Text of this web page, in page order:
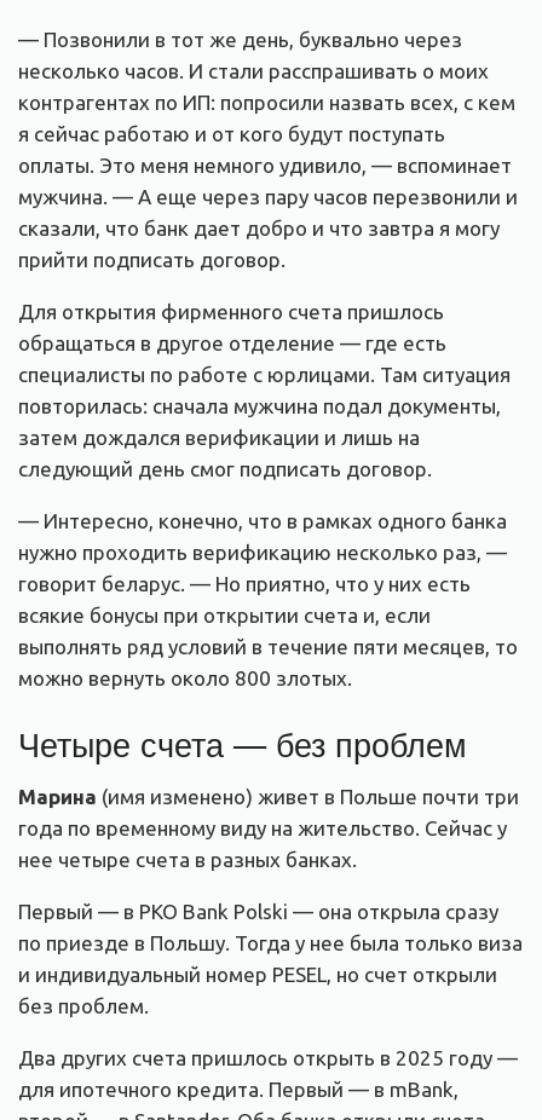
— Позвонили в тот же день, буквально через
несколько часов. И стали расспрашивать о моих
контрагентах по ИП: попросили назвать всех, с кем
я сейчас работаю и от кого будут поступать
оплаты. Это меня немного удивило, — вспоминает
мужчина. — А еще через пару часов перезвонили и
сказали, что банк дает добро и что завтра я могу
прийти подписать договор.
Для открытия фирменного счета пришлось
обращаться в другое отделение — где есть
специалисты по работе с юрлицами. Там ситуация
повторилась: сначала мужчина подал документы,
затем дождался верификации и лишь на
следующий день смог подписать договор.
— Интересно, конечно, что в рамках одного банка
нужно проходить верификацию несколько раз, —
говорит беларус. — Но приятно, что у них есть
всякие бонусы при открытии счета и, если
выполнять ряд условий в течение пяти месяцев, то
можно вернуть около 800 злотых.
Четыре счета — без проблем
Марина (имя изменено) живет в Польше почти три
года по временному виду на жительство. Сейчас у
нее четыре счета в разных банках.
Первый — в PKO Bank Polski — она открыла сразу
по приезде в Польшу. Тогда у нее была только виза
и индивидуальный номер PESEL, но счет открыли
без проблем.
Два других счета пришлось открыть в 2025 году —
для ипотечного кредита. Первый — в mBank,